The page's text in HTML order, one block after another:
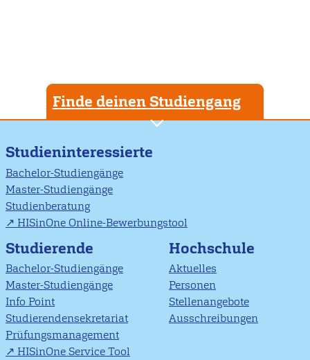
Finde deinen Studiengang
Studieninteressierte
Bachelor-Studiengänge
Master-Studiengänge
Studienberatung
HISinOne Online-Bewerbungstool
Studierende
Bachelor-Studiengänge
Master-Studiengänge
Info Point
Studierendensekretariat
Prüfungsmanagement
HISinOne Service Tool
Hochschule
Aktuelles
Personen
Stellenangebote
Ausschreibungen